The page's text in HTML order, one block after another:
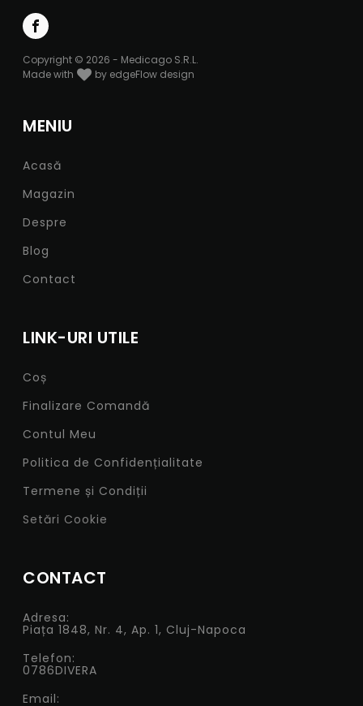
Copyright © 2026 - Medicago S.R.L.
Made with
by edgeFlow design
MENIU
Acasă
Magazin
Despre
Blog
Contact
LINK-URI UTILE
Coș
Finalizare Comandă
Contul Meu
Politica de Confidențialitate
Termene și Condiții
Setări Cookie
CONTACT
Adresa:
Piața 1848, Nr. 4, Ap. 1, Cluj-Napoca
Telefon:
0786DIVERA
Email: